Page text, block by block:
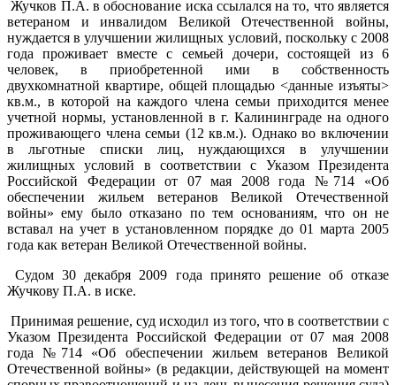
Жучков П.А. в обоснование иска ссылался на то, что является
ветераном и инвалидом Великой Отечественной войны,
нуждается в улучшении жилищных условий, поскольку с 2008
года проживает вместе с семьей дочери, состоящей из 6
человек, в приобретенной ими в собственность
двухкомнатной квартире, общей площадью <данные изъяты>
кв.м., в которой на каждого члена семьи приходится менее
учетной нормы, установленной в г. Калининграде на одного
проживающего члена семьи (12 кв.м.). Однако во включении
в льготные списки лиц, нуждающихся в улучшении
жилищных условий в соответствии с Указом Президента
Российской Федерации от 07 мая 2008 года №714 «Об
обеспечении жильем ветеранов Великой Отечественной
войны» ему было отказано по тем основаниям, что он не
вставал на учет в установленном порядке до 01 марта 2005
года как ветеран Великой Отечественной войны.
Судом 30 декабря 2009 года принято решение об отказе
Жучкову П.А. в иске.
Принимая решение, суд исходил из того, что в соответствии с
Указом Президента Российской Федерации от 07 мая 2008
года №714 «Об обеспечении жильем ветеранов Великой
Отечественной войны» (в редакции, действующей на момент